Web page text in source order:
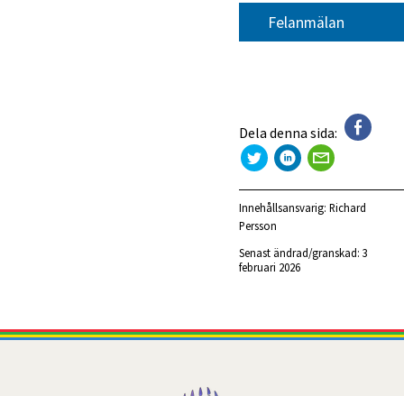
Felanmälan
Dela denna sida:
Innehållsansvarig: Richard
Persson
Senast ändrad/granskad: 3
februari 2026